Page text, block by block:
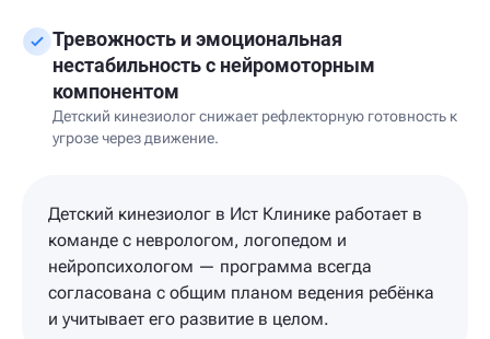
Тревожность и эмоциональная
нестабильность с нейромоторным
компонентом
Детский кинезиолог снижает рефлекторную готовность к
угрозе через движение.
Детский кинезиолог в Ист Клинике работает в
команде с неврологом, логопедом и
нейропсихологом — программа всегда
согласована с общим планом ведения ребёнка
и учитывает его развитие в целом.